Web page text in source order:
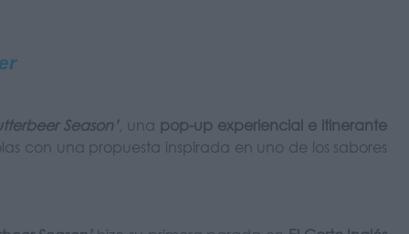
Season’, una pop-up experiencial e itinerante
con una propuesta inspirada en uno de los sabores